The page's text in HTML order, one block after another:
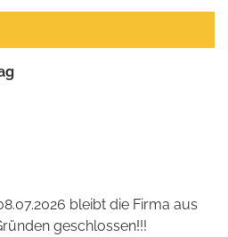
bleibt die Firma aus
geschlossen!!!